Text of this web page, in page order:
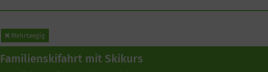
Mehrtaegig
Familienskifahrt mit Skikurs